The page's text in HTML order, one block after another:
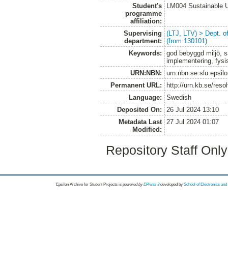
Student's
programme
affiliation:
LM004
Supervising
department:
(LTJ, LTV) > Dept.
(from 130101)
Keywords:
god bebyggd miljö,
implementering,
URN:NBN:
Permanent URL:
http://urn.kb.se/
Language:
Swedish
Deposited On:
26 Jul 2024 13:10
Metadata Last
Modified:
27 Jul 2024 01:07
Repository Staff
Epsilon Archive for Student Projects is powored byEPrints 3 developed by School of Electronics